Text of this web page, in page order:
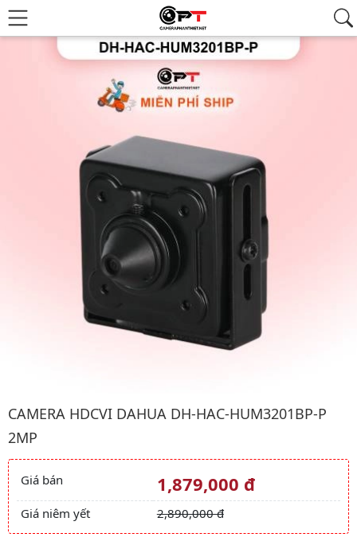
CAMERA HDCVI DAHUA DH-HAC-HUM3201BP-P
2MP
Giá và khuyến mãi
Giá bán 1,879,000 đ
Giá niêm yết 2,890,000 đ